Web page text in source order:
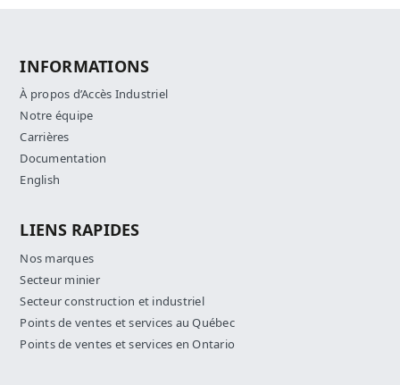
INFORMATIONS
À propos d’Accès Industriel
Notre équipe
Carrières
Documentation
English
LIENS RAPIDES
Nos marques
Secteur minier
Secteur construction et industriel
Points de ventes et services au Québec
Points de ventes et services en Ontario